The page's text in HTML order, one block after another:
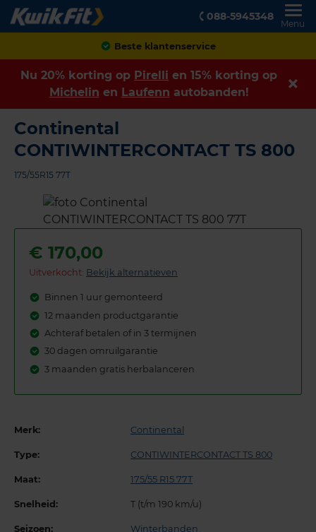
088-5945348
Menu
Beste klantenservice
Nu 20% korting op Pirelli en 15% korting op
Michelin en Laufenn autobanden!
Continental
CONTIWINTERCONTACT TS 800
175/55R15 77T
€ 170,00
Uitverkocht: Bekijk alternatieven
Binnen 1 uur gemonteerd
12 maanden productgarantie
Achteraf betalen of in 3 termijnen
30 dagen omruilgarantie
3 maanden gratis herbalanceren
Merk: Continental
Type: CONTIWINTERCONTACT TS 800
Maat: 175/55 R15 77T
Snelheid: T (t/m 190 km/u)
Seizoen: Winterbanden